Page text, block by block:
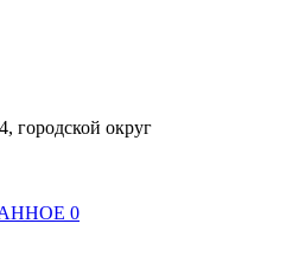
городской округ
0